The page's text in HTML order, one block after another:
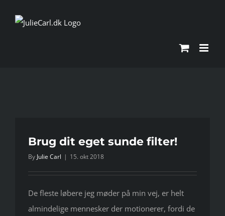
Brug dit eget sunde filter!
By Julie Carl | 15. okt 2018
De fleste løbere jeg møder på min vej, er helt
almindelige mennesker der motionerer, fordi de